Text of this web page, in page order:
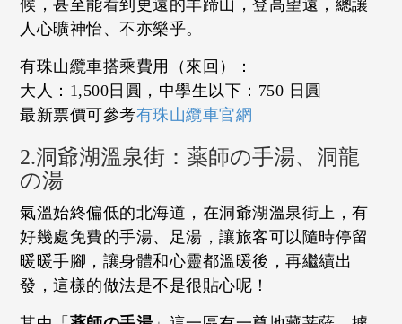
候，甚至能看到更遠的羊蹄山，登高望遠，總讓
人心曠神怡、不亦樂乎。
有珠山纜車搭乘費用（來回）：
大人：1,500日圓，中學生以下：750 日圓
最新票價可參考有珠山纜車官網
2.洞爺湖溫泉街：薬師の手湯、洞龍
の湯
氣溫始終偏低的北海道，在洞爺湖溫泉街上，有
好幾處免費的手湯、足湯，讓旅客可以隨時停留
暖暖手腳，讓身體和心靈都溫暖後，再繼續出
發，這樣的做法是不是很貼心呢！